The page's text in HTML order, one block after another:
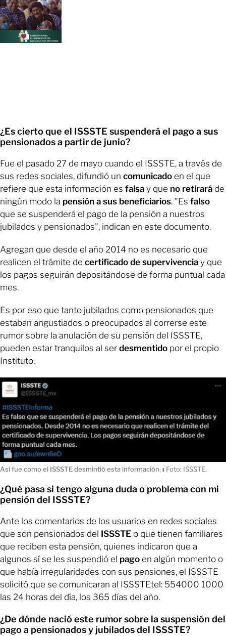
¿Es cierto que el ISSSTE suspenderá el pago a sus
pensionados a partir de junio?
Fue el pasado 27 de mayo cuando el ISSSTE, a través de
sus redes sociales, difundió un comunicado en el que
refiere que esta información es falsa y que no retirará de
ningún modo la pensión a sus beneficiarios. "Es falso
que se suspenderá el pago de la pensión a nuestros
jubilados y pensionados", indican en este documento.
Agregan que desde el año 2014 no es necesario que
realicen el trámite de certificado de supervivencia y que
los pagos seguirán depositándose de forma puntual cada
mes.
Es por eso que tanto jubilados como pensionados que
estaban angustiados o preocupados al correrse este
rumor sobre la anulación de su pensión del ISSSTE,
pueden estar tranquilos al ser desmentido por el propio
Instituto.
Así fue como el ISSSTE desmintió esta información. ı Foto: ISSSTE.
¿Qué pasa si tengo alguna duda o problema con mi
pensión del ISSSTE?
Ante los comentarios de los usuarios en redes sociales
que son pensionados del ISSSTE o que tienen familiares
que reciben esta pensión, quienes indicaron que a
algunos sí se les suspendió el pago en algún momento o
que había irregularidades con sus pensiones, el ISSSTE
solicitó que se comunicaran al ISSSTEtel: 554000 1000
las 24 horas del día, los 365 días del año.
¿De dónde nació este rumor sobre la suspensión del
pago a pensionados y jubilados del ISSSTE?